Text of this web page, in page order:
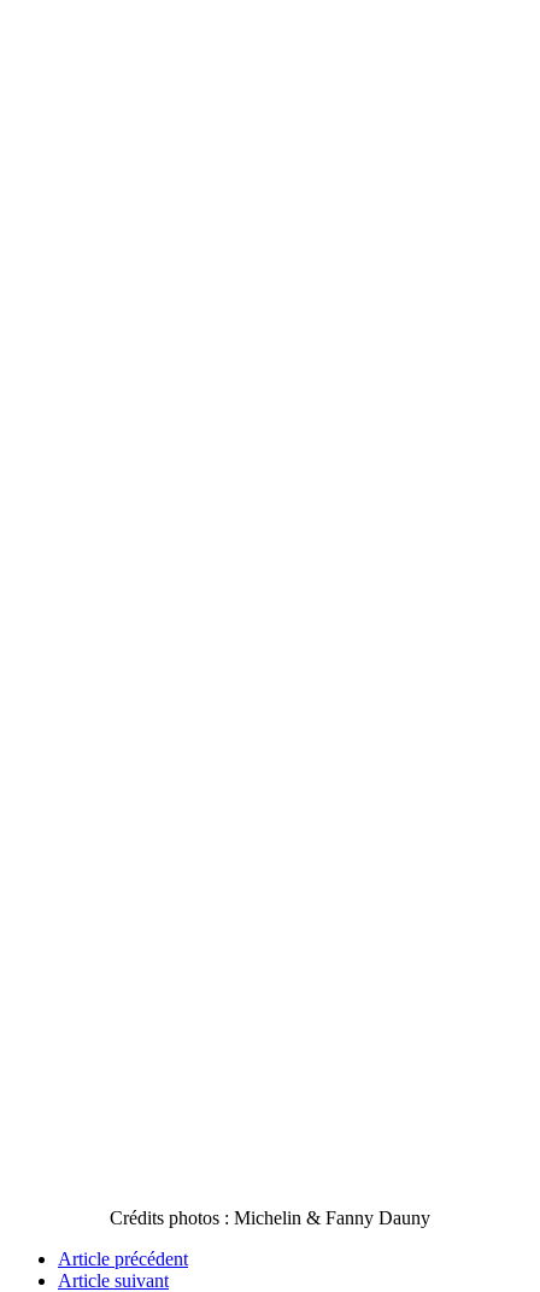
Crédits photos : Michelin & Fanny Dauny
Article précédent
Article suivant